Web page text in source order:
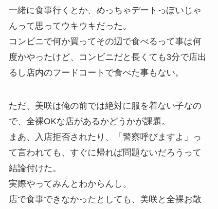
一緒に食事行くとか、めっちゃデートっぽいじゃ
んって思ってウキウキだった。
コンビニで何か買ってその辺で食べるって事は何
度かやったけど、コンビニだと長くても3分で店出
るし店内のフードコートで食べた事もない。
ただ、美咲は俺の前では絶対に服を着ない子なの
で、全裸OKな店があるかどうかが課題。
まあ、入店拒否されたり、「警察呼びますよ」っ
て言われても、すぐに帰れば問題ないだろうって
結論付けた。
実際やってみんとわからんし。
店で食事できなかったとしても、美咲と全裸お散